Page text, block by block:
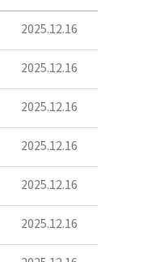
2025.12.16
2025.12.16
2025.12.16
2025.12.16
2025.12.16
2025.12.16